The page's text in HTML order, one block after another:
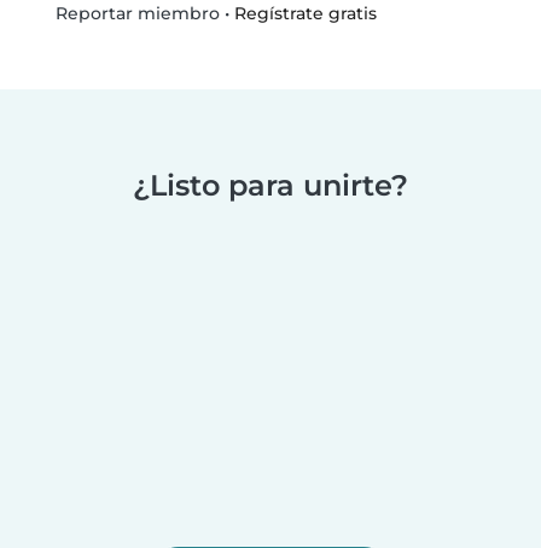
Reportar miembro• Regístrate gratis
¿Listo para unirte?